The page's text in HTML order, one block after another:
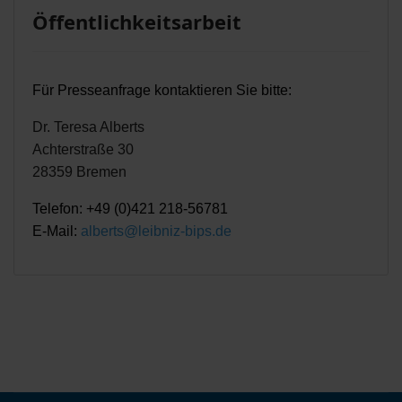
Öffentlichkeitsarbeit
Für Presseanfrage kontaktieren Sie bitte:
Dr. Teresa Alberts
Achterstraße 30
28359 Bremen
Telefon: +49 (0)421 218-56781
E-Mail: alberts@leibniz-bips.de